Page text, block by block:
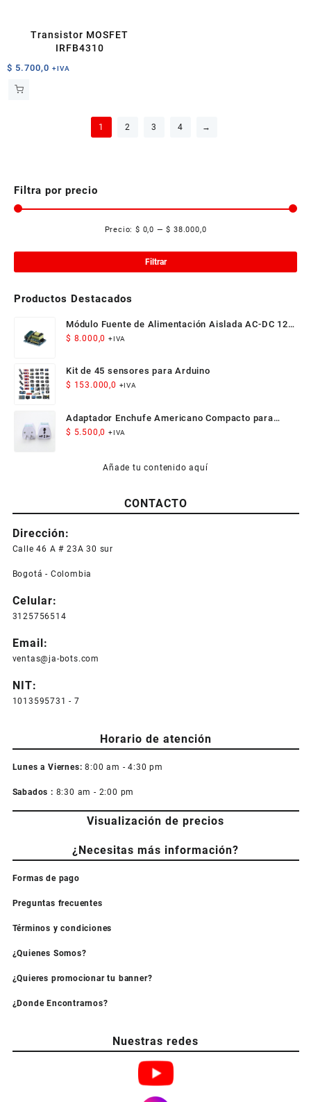
Transistor MOSFET
IRFB4310
$ 5.700,0 +IVA
1 2 3 4 →
Filtra por precio
Filtrar
Precio: $ 0,0 —$ 38.000,0
Productos Destacados
Módulo Fuente de Alimentación Aislada AC-DC 12V
300mA 3.5W
$ 8.000,0 +IVA
Kit de 45 sensores para Arduino
$ 153.000,0 +IVA
Adaptador Enchufe Americano Compacto para
Viaje
$ 5.500,0 +IVA
Añade tu contenido aquí
CONTACTO
Dirección:
Calle 46 A # 23A 30 sur
Bogotá - Colombia
Celular:
3125756514
Email:
ventas@ja-bots.com
NIT:
1013595731 - 7
Horario de atención
Lunes a Viernes: 8:00 am - 4:30 pm
Sabados : 8:30 am - 2:00 pm
Visualización de precios
¿Necesitas más información?
Formas de pago
Preguntas frecuentes
Términos y condiciones
¿Quienes Somos?
¿Quieres promocionar tu banner?
¿Donde Encontrarnos?
Nuestras redes